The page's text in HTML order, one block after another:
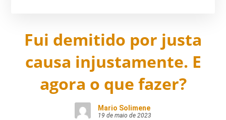
Fui demitido por justa
causa injustamente. E
agora o que fazer?
Mario Solimene
19 de maio de 2023